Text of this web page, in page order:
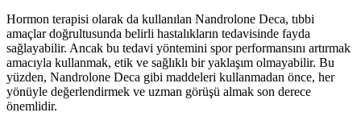
Hormon terapisi olarak da kullanılan Nandrolone Deca, tıbbi
amaçlar doğrultusunda belirli hastalıkların tedavisinde fayda
sağlayabilir. Ancak bu tedavi yöntemini spor performansını artırmak
amacıyla kullanmak, etik ve sağlıklı bir yaklaşım olmayabilir. Bu
yüzden, Nandrolone Deca gibi maddeleri kullanmadan önce, her
yönüyle değerlendirmek ve uzman görüşü almak son derece
önemlidir.